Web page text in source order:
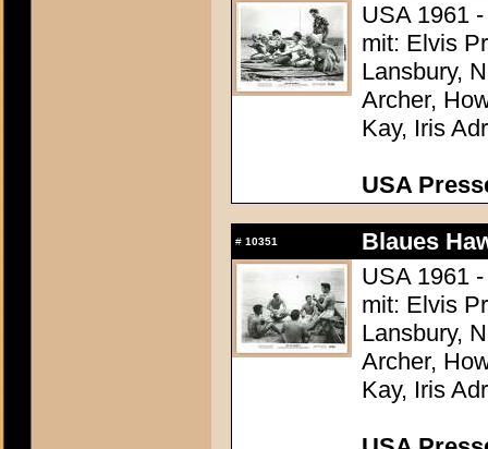
USA 1961
mit: Elvis
Lansbury,
Archer,
Kay, Iris
USA
# 10351
Blaues
USA 1961
mit: Elvis
Lansbury,
Archer,
Kay, Iris